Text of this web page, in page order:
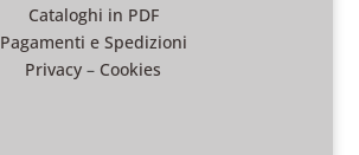
Cataloghi in PDF
Pagamenti e Spedizioni
Privacy – Cookies